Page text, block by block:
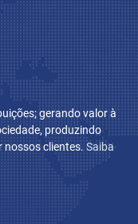
gerando valor à
produzindo
nossos clientes.Saiba